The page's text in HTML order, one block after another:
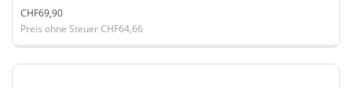
CHF69,90
Preis ohne Steuer CHF64,66